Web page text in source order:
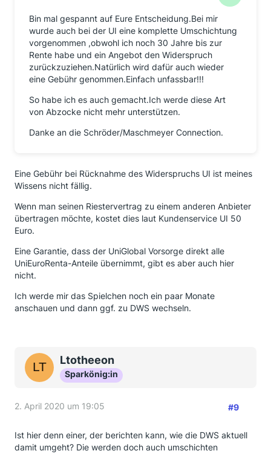
Bin mal gespannt auf Eure Entscheidung.Bei mir
wurde auch bei der UI eine komplette Umschichtung
vorgenommen ,obwohl ich noch 30 Jahre bis zur
Rente habe und ein Angebot den Widerspruch
zurückzuziehen.Natürlich wird dafür auch wieder
eine Gebühr genommen.Einfach unfassbar!!!
So habe ich es auch gemacht.Ich werde diese Art
von Abzocke nicht mehr unterstützen.
Danke an die Schröder/Maschmeyer Connection.
Eine Gebühr bei Rücknahme des Widerspruchs UI ist meines
Wissens nicht fällig.
Wenn man seinen Riestervertrag zu einem anderen Anbieter
übertragen möchte, kostet dies laut Kundenservice UI 50
Euro.
Eine Garantie, dass der UniGlobal Vorsorge direkt alle
UniEuroRenta-Anteile übernimmt, gibt es aber auch hier
nicht.
Ich werde mir das Spielchen noch ein paar Monate
anschauen und dann ggf. zu DWS wechseln.
Ltotheeon
Sparkönig:in
2. April 2020 um 19:05 #9
Ist hier denn einer, der berichten kann, wie die DWS aktuell
damit umgeht? Die werden doch auch umschichten